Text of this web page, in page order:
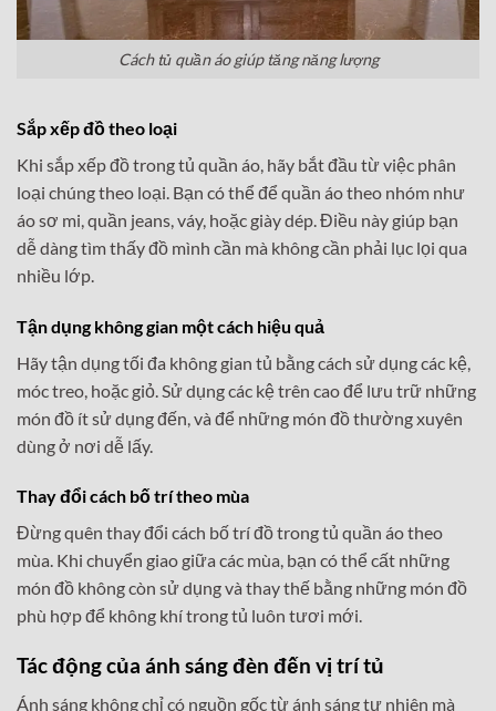
Cách tủ quần áo giúp tăng năng lượng
Sắp xếp đồ theo loại
Khi sắp xếp đồ trong tủ quần áo, hãy bắt đầu từ việc phân
loại chúng theo loại. Bạn có thể để quần áo theo nhóm như
áo sơ mi, quần jeans, váy, hoặc giày dép. Điều này giúp bạn
dễ dàng tìm thấy đồ mình cần mà không cần phải lục lọi qua
nhiều lớp.
Tận dụng không gian một cách hiệu quả
Hãy tận dụng tối đa không gian tủ bằng cách sử dụng các kệ,
móc treo, hoặc giỏ. Sử dụng các kệ trên cao để lưu trữ những
món đồ ít sử dụng đến, và để những món đồ thường xuyên
dùng ở nơi dễ lấy.
Thay đổi cách bố trí theo mùa
Đừng quên thay đổi cách bố trí đồ trong tủ quần áo theo
mùa. Khi chuyển giao giữa các mùa, bạn có thể cất những
món đồ không còn sử dụng và thay thế bằng những món đồ
phù hợp để không khí trong tủ luôn tươi mới.
Tác động của ánh sáng đèn đến vị trí tủ
Ánh sáng không chỉ có nguồn gốc từ ánh sáng tự nhiên mà